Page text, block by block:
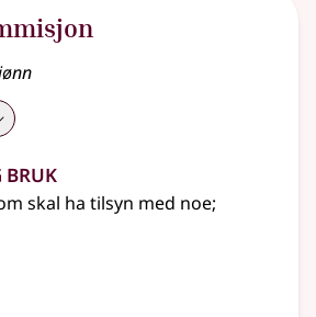
bruk
skal ha tilsyn med noe;